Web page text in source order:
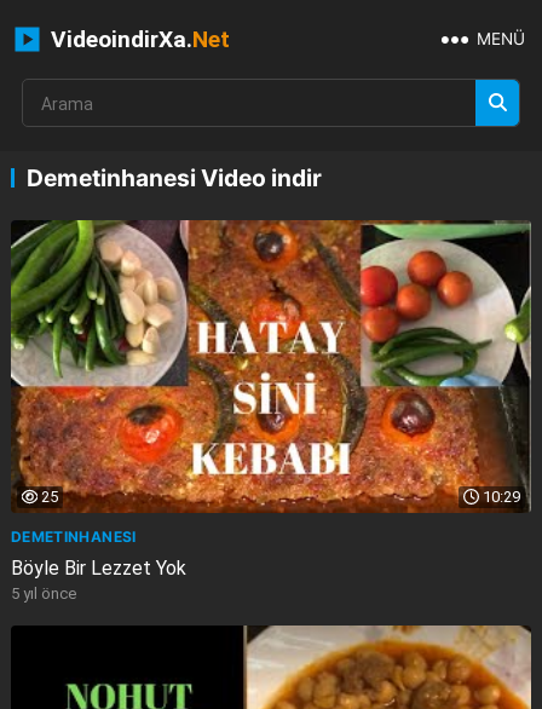
VideoindirXa.Net MENÜ
Demetinhanesi Video indir
10:29
25
DEMETINHANESI
Böyle Bir Lezzet Yok
5 yıl önce